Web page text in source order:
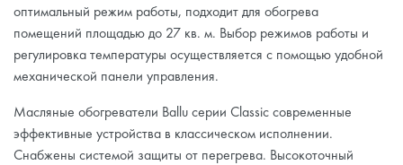
оптимальный режим работы, подходит для обогрева
помещений площадью до 27 кв. м. Выбор режимов работы и
регулировка температуры осуществляется с помощью удобной
механической панели управления.
Масляные обогреватели Ballu серии Classic современные
эффективные устройства в классическом исполнении.
Снабжены системой защиты от перегрева. Высокоточный